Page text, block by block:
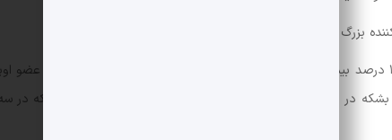
بزرگ نفت جهان مشاهده شده است.
موافقت کردند که کاهش عرضه داوطلبانه خود را در ماه